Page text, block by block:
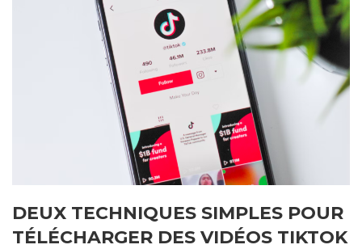
DEUX TECHNIQUES SIMPLES POUR
TÉLÉCHARGER DES VIDÉOS TIKTOK